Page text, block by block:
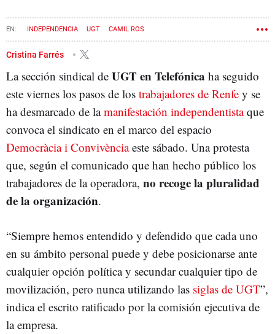
INDEPENDENCIA UGT CAMIL ROS
Cristina Farrés
La sección sindical de UGT en Telefónica ha seguido
este viernes los pasos de los trabajadores de Renfe y se
ha desmarcado de lamanifestación independentistaque
convoca el sindicato en el marco del espacio
Democràcia i Convivènciaeste sábado. Una protesta
que, según el comunicado que han hecho público los
trabajadores de la operadora, no recoge la pluralidad
de la organización.
“Siempre hemos entendido y defendido que cada uno
en su ámbito personal puede y debe posicionarse ante
cualquier opción política y secundar cualquier tipo de
movilización, pero nunca utilizando las siglas de UGT”,
indica el escrito ratificado por la comisión ejecutiva de
la empresa.